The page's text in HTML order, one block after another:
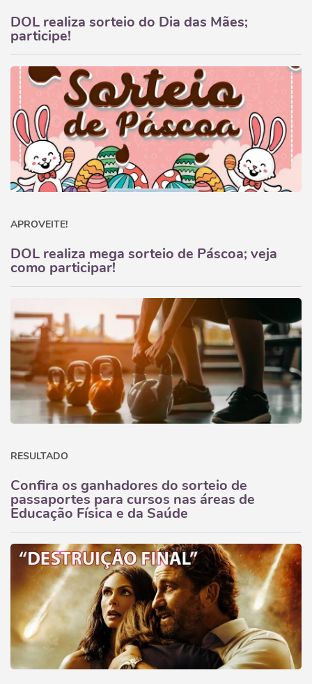
DOL realiza sorteio do Dia das Mães;
participe!
APROVEITE!
DOL realiza mega sorteio de Páscoa; veja
como participar!
RESULTADO
Confira os ganhadores do sorteio de
passaportes para cursos nas áreas de
Educação Física e da Saúde